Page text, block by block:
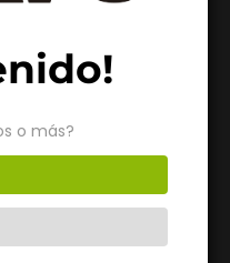
o más?